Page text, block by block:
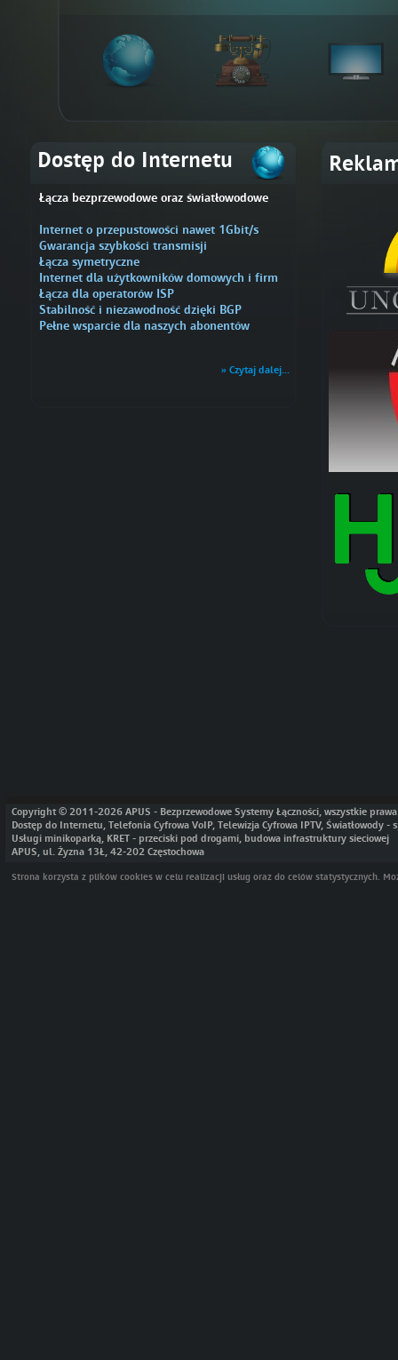
Dostęp do Internetu
Łącza bezprzewodowe oraz światłowodowe
Internet o przepustowości nawet 1Gbit/s
Gwarancja szybkości transmisji
Łącza symetryczne
Internet dla użytkowników domowych i firm
Łącza dla operatorów ISP
Stabilność i niezawodność dzięki BGP
Pełne wsparcie dla naszych abonentów
» Czytaj dalej...
Copyright © 2011-2026 APUS - Bezprzewodowe Systemy Łączności, wszystkie
Dostęp do Internetu, Telefonia Cyfrowa VoIP, Telewizja Cyfrowa IPTV, Światłowody
Usługi minikoparką, KRET - przeciski pod drogami, budowa infrastruktury sieciowej
APUS, ul. Żyzna 13Ł, 42-202 Częstochowa
Strona korzysta z plików cookies w celu realizacji usług oraz do celów statystycznych.